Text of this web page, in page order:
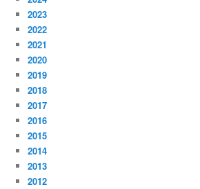
2023
2022
2021
2020
2019
2018
2017
2016
2015
2014
2013
2012